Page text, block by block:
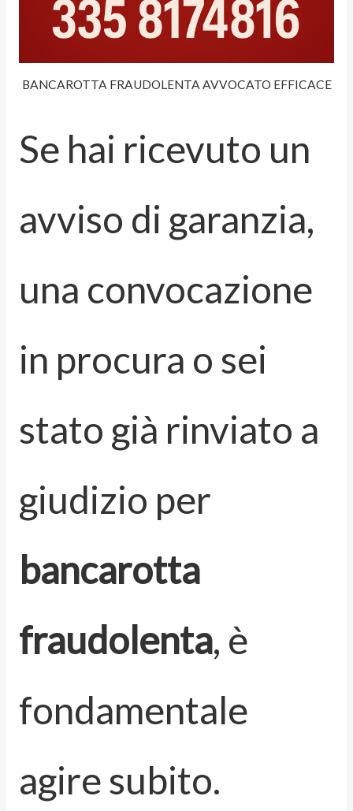
BANCAROTTA FRAUDOLENTA AVVOCATO EFFICACE
Se hai ricevuto un
avviso di garanzia,
una convocazione
in procura o sei
stato già rinviato a
giudizio per
bancarotta
fraudolenta, è
fondamentale
agire subito.